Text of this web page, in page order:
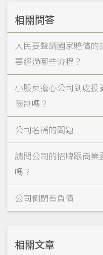
相關問答
人民要聲請國家賠償的
要經過哪些流程？
小股東擔心公司到處
限制嗎？
公司名稱的問題
請問公司的招牌跟商
嗎？
公司倒閉有負債
相關文章